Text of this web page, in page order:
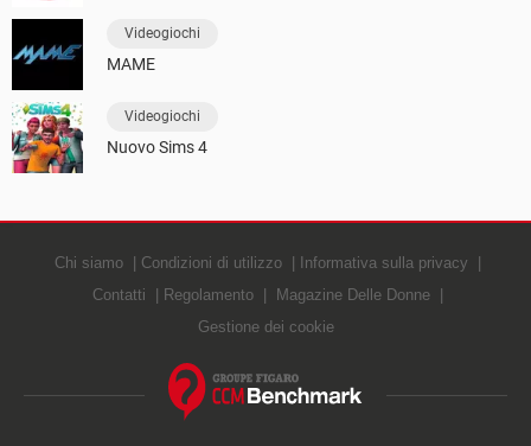
Videogiochi
MAME
Videogiochi
Nuovo Sims 4
Chi siamo Condizioni di utilizzo
Informativa sulla privacy
Contatti
Regolamento
Magazine Delle Donne
Gestione dei cookie